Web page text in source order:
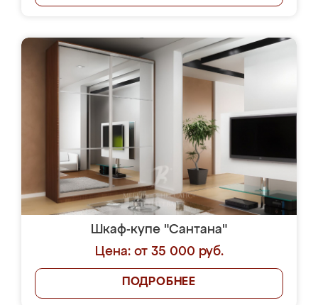
Шкаф-купе "Сантана"
Цена: от 35 000 руб.
ПОДРОБНЕЕ